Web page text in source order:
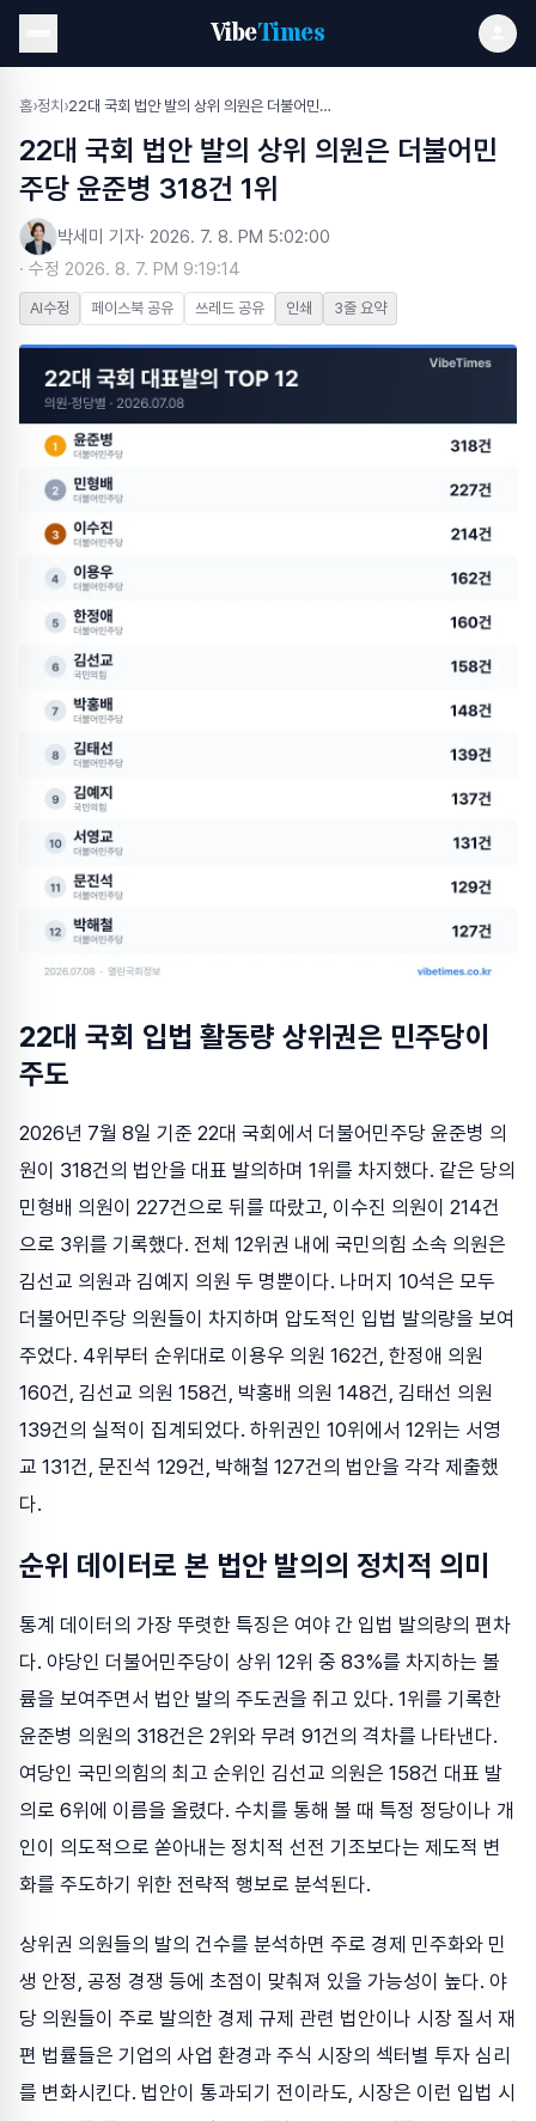
VibeTimes
홈›정치 › 22대 국회 법안 발의 상위 의원은 더불어민주당 윤준병 318건 1위
22대 국회 법안 발의 상위 의원은 더불어민
주당 윤준병 318건 1위
박세미 기자· 2026. 7. 8. PM 5:02:00
· 수정 2026. 8. 7. PM 9:19:14
AI수정 페이스북 공유 쓰레드 공유 인쇄 3줄 요약
22대 국회 입법 활동량 상위권은 민주당이
주도
2026년 7월 8일 기준 22대 국회에서 더불어민주당 윤준병 의
원이 318건의 법안을 대표 발의하며 1위를 차지했다. 같은 당의
민형배 의원이 227건으로 뒤를 따랐고, 이수진 의원이 214건
으로 3위를 기록했다. 전체 12위권 내에 국민의힘 소속 의원은
김선교 의원과 김예지 의원 두 명뿐이다. 나머지 10석은 모두
더불어민주당 의원들이 차지하며 압도적인 입법 발의량을 보여
주었다. 4위부터 순위대로 이용우 의원 162건, 한정애 의원
160건, 김선교 의원 158건, 박홍배 의원 148건, 김태선 의원
139건의 실적이 집계되었다. 하위권인 10위에서 12위는 서영
교 131건, 문진석 129건, 박해철 127건의 법안을 각각 제출했
다.
순위 데이터로 본 법안 발의의 정치적 의미
통계 데이터의 가장 뚜렷한 특징은 여야 간 입법 발의량의 편차
다. 야당인 더불어민주당이 상위 12위 중 83%를 차지하는 볼
륨을 보여주면서 법안 발의 주도권을 쥐고 있다. 1위를 기록한
윤준병 의원의 318건은 2위와 무려 91건의 격차를 나타낸다.
여당인 국민의힘의 최고 순위인 김선교 의원은 158건 대표 발
의로 6위에 이름을 올렸다. 수치를 통해 볼 때 특정 정당이나 개
인이 의도적으로 쏟아내는 정치적 선전 기조보다는 제도적 변
화를 주도하기 위한 전략적 행보로 분석된다.
상위권 의원들의 발의 건수를 분석하면 주로 경제 민주화와 민
생 안정, 공정 경쟁 등에 초점이 맞춰져 있을 가능성이 높다. 야
당 의원들이 주로 발의한 경제 규제 관련 법안이나 시장 질서 재
편 법률들은 기업의 사업 환경과 주식 시장의 섹터별 투자 심리
를 변화시킨다. 법안이 통과되기 전이라도, 시장은 이런 입법 시